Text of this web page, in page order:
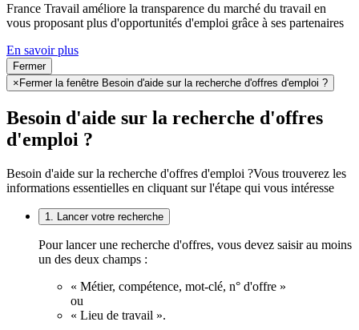
France Travail améliore la transparence du marché du travail en
vous proposant plus d'opportunités d'emploi grâce à ses partenaires
En savoir plus
Fermer
× Fermer la fenêtre Besoin d'aide sur la recherche d'offres d'emploi ?
Besoin d'aide sur la recherche d'offres
d'emploi ?
Besoin d'aide sur la recherche d'offres d'emploi ?Vous trouverez les
informations essentielles en cliquant sur l'étape qui vous intéresse
1. Lancer votre recherche
Pour lancer une recherche d'offres, vous devez saisir au moins
un des deux champs :
« Métier, compétence, mot-clé, n° d'offre »
ou
« Lieu de travail ».